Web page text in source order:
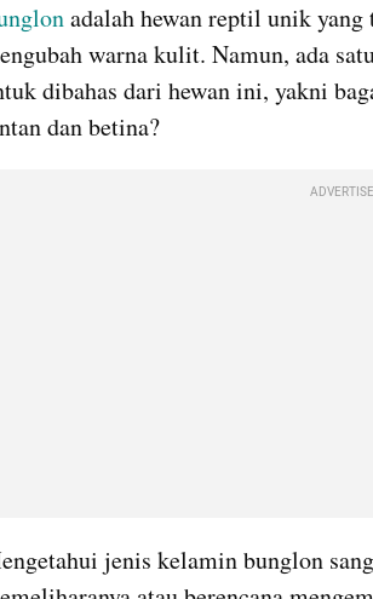
adalah hewan reptil unik
warna kulit. Namun, ada
dibahas dari hewan ini, yakni
dan betina?
jenis kelamin bunglon